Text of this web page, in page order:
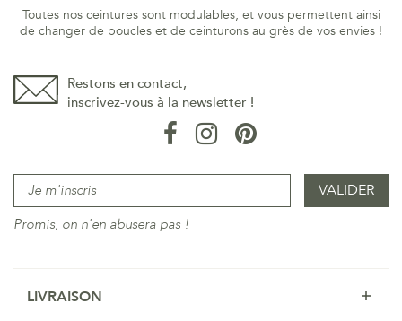
Toutes nos ceintures sont modulables, et vous permettent ainsi
de changer de boucles et de ceinturons au grès de vos envies !
Restons en contact,
inscrivez-vous à la newsletter !
Promis, on n'en abusera pas !
LIVRAISON